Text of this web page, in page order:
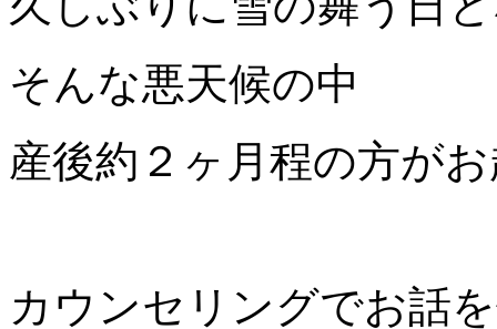
そんな悪天候の中
産後約２ヶ月程の方が
カウンセリングでお話